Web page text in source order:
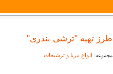
طرز تهیه "ترشی بندری"
مجموعه: انواع مربا و ترشیجات